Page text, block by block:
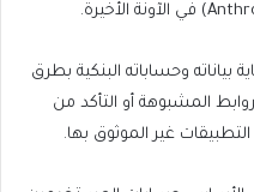
وحساباته البنكية بطرق
المشبوهة أو التأكد من
غير الموثوق بها.